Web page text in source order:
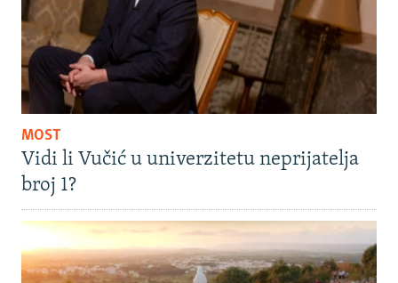
MOST
Vidi li Vučić u univerzitetu neprijatelja
broj 1?